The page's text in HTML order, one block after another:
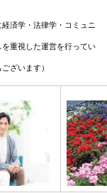
済学・法律学・コミュニ
重視した運営を行ってい
ざいます）